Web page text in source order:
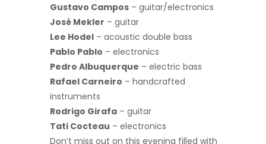
Gustavo Campos – guitar/electronics
José Mekler – guitar
Lee Hodel – acoustic double bass
Pablo Pablo – electronics
Pedro Albuquerque – electric bass
Rafael Carneiro – handcrafted
instruments
Rodrigo Girafa – guitar
Tati Cocteau – electronics
Don’t miss out on this evening filled with